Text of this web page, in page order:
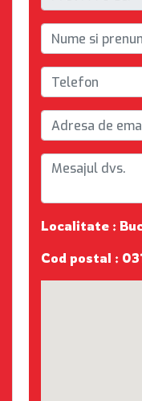
Localitate :
Cod postal :